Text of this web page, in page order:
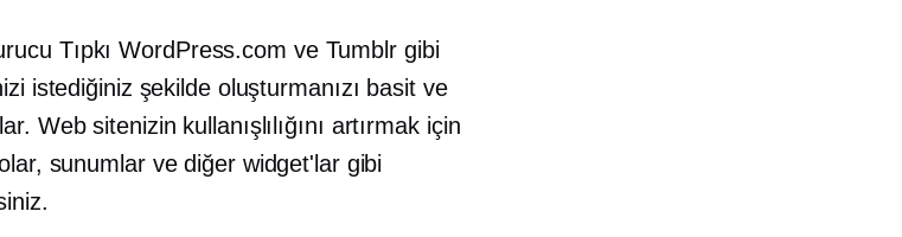
Tıpkı WordPress.com ve Tumblr gibi
istediğiniz şekilde oluşturmanızı basit ve
Web sitenizin kullanışlılığını artırmak için
sunumlar ve diğer widget'lar gibi